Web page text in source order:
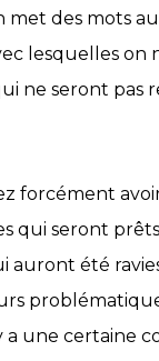
des mots
lesquelles on
ne seront pas
forcément
qui seront
auront été
a une certaine